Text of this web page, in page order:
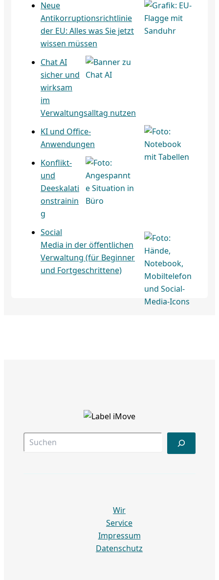
Neue
Antikorruptionsrichtlinie
der EU: Alles was Sie jetzt
wissen müssen
Chat AI
sicher und
wirksam
im
Verwaltungsalltag nutzen
KI und Office-
Anwendungen
Konflikt-
und
Deeskalati
onstrainin
g
Social
Media in der öffentlichen
Verwaltung (für Beginner
und Fortgeschrittene)
Wir
Service
Impressum
Datenschutz